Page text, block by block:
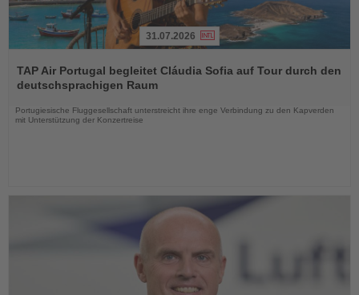
Sie
die
31.07.2026
TAP Air Portugal begleitet Cláudia Sofia auf Tour durch den
deutschsprachigen Raum
Portugiesische Fluggesellschaft unterstreicht ihre enge Verbindung zu den Kapverden
mit Unterstützung der Konzertreise